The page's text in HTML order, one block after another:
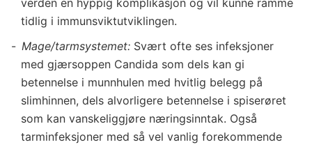
verden en hyppig komplikasjon og vil kunne ramme
tidlig i immunsviktutviklingen.
Mage/tarmsystemet: Svært ofte ses infeksjoner
med gjærsoppen Candida som dels kan gi
betennelse i munnhulen med hvitlig belegg på
slimhinnen, dels alvorligere betennelse i spiserøret
som kan vanskeliggjøre næringsinntak. Også
tarminfeksjoner med så vel vanlig forekommende